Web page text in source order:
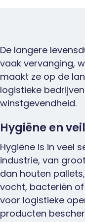
De langere
vaak vervanging,
maakt ze op de
logistieke
winstgevendheid.
Hygiëne en
Hygiëne is in veel
industrie, van
dan houten
vocht, bacteriën
voor logistieke
producten